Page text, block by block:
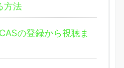
方法
の登録から視聴ま